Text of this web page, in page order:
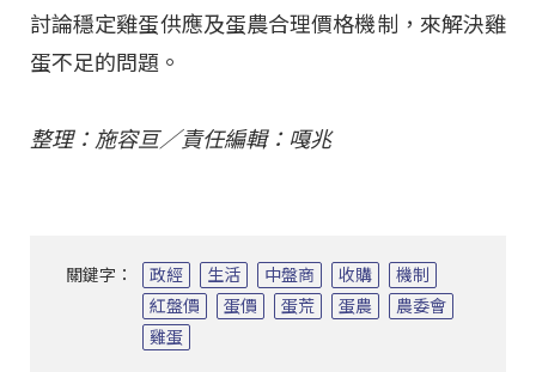
討論穩定雞蛋供應及蛋農合理價格機制，來解決雞
蛋不足的問題。
整理：施容亘／責任編輯：嘎兆
關鍵字： 政經 生活 中盤商 收購
機制
紅盤價
蛋價 蛋荒 蛋農
農委會
雞蛋